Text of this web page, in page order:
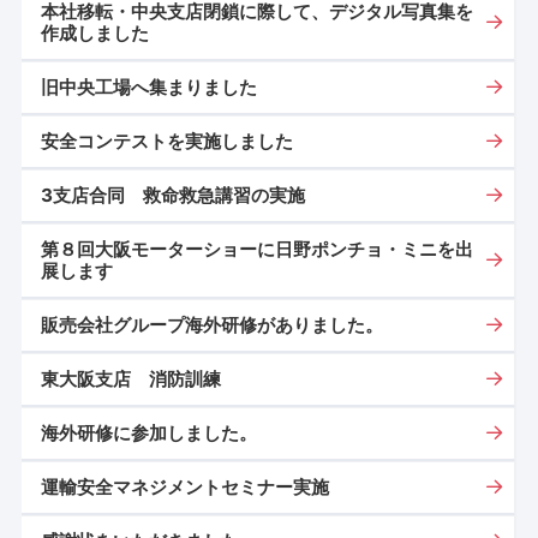
本社移転・中央支店閉鎖に際して、デジタル写真集を
作成しました
旧中央工場へ集まりました
安全コンテストを実施しました
3支店合同 救命救急講習の実施
第８回大阪モーターショーに日野ポンチョ・ミニを出
展します
販売会社グループ海外研修がありました。
東大阪支店 消防訓練
海外研修に参加しました。
運輸安全マネジメントセミナー実施